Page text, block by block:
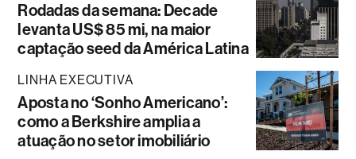
Rodadas da semana: Decade
levanta US$ 85 mi, na maior
captação seed da América Latina
LINHA EXECUTIVA
Aposta no ‘Sonho Americano’:
como a Berkshire amplia a
atuação no setor imobiliário